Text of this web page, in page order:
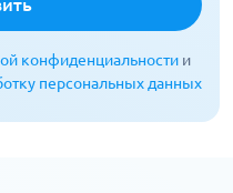
конфиденциальности и
персональных данных